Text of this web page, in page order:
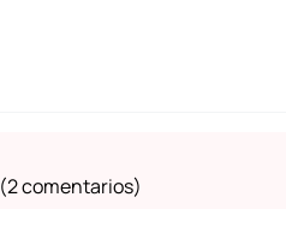
(2 comentarios)